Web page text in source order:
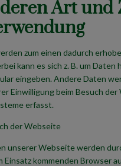
Art und
zum einen dadurch
kann es sich z. B. um Daten
eingeben. Andere Daten
Einwilligung beim Besuch
erfasst.
der Webseite
unserer Webseite werden
Einsatz kommenden Browser